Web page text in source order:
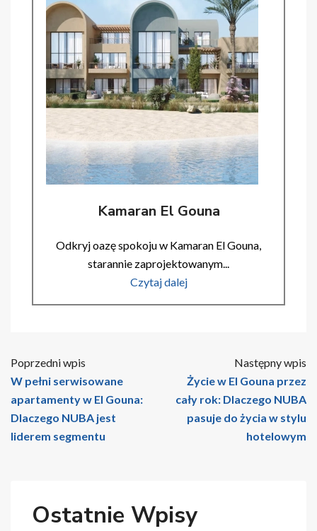
Kamaran El Gouna
Odkryj oazę spokoju w Kamaran El Gouna,
starannie zaprojektowanym...
Czytaj dalej
Poprzedni wpis
W pełni serwisowane
apartamenty w El Gouna:
Dlaczego NUBA jest
liderem segmentu
Następny wpis
Życie w El Gouna przez
cały rok: Dlaczego NUBA
pasuje do życia w stylu
hotelowym
Ostatnie Wpisy